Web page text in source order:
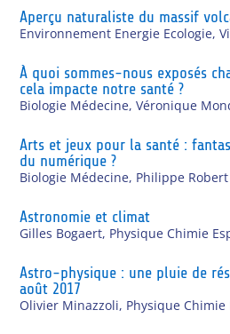
Aperçu naturaliste du massif
Environnement Energie Ecologie,
À quoi sommes-nous exposés
cela impacte notre santé ?
Biologie Médecine,Véronique
Arts et jeux pour la santé :
du numérique ?
Biologie Médecine, Philippe Robert
Astronomie et climat
Gilles Bogaert, Physique Chimie
Astro-physique : une pluie de
août 2017
Olivier Minazzoli, Physique Chimie